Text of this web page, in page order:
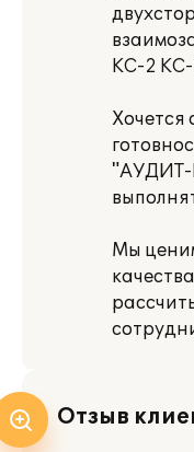
КС-2
Хочется
"АУДИТ-
Мы
Отзыв